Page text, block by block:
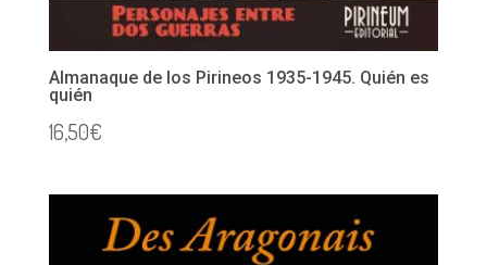
Almanaque de los Pirineos 1935-1945. Quién es
quién
16,50€